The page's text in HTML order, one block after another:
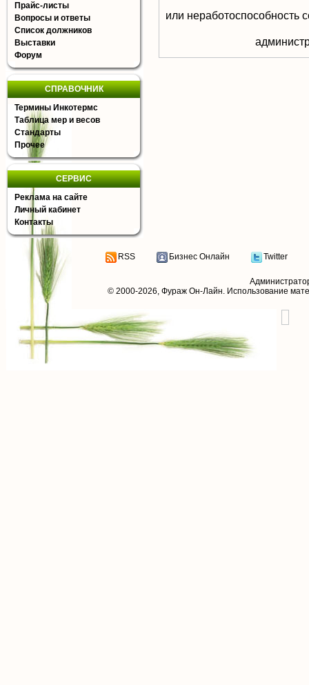
Прайс-листы
Вопросы и ответы
Список должников
Выставки
Форум
СПРАВОЧНИК
Термины Инкотермс
Таблица мер и весов
Стандарты
Прочее
СЕРВИС
Реклама на сайте
Личный кабинет
Контакты
или неработоспособность
RSS Бизнес Онлайн Twitter
© 2000-2026, Фураж Он-Лайн. Использование